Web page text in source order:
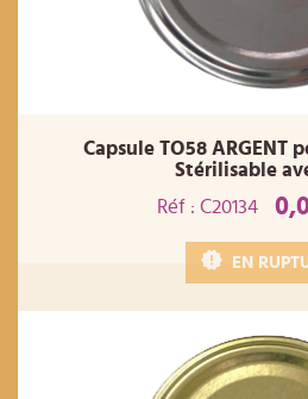
Capsule TO58 ARGENT
Stérilisable
Réf : C20134
EN